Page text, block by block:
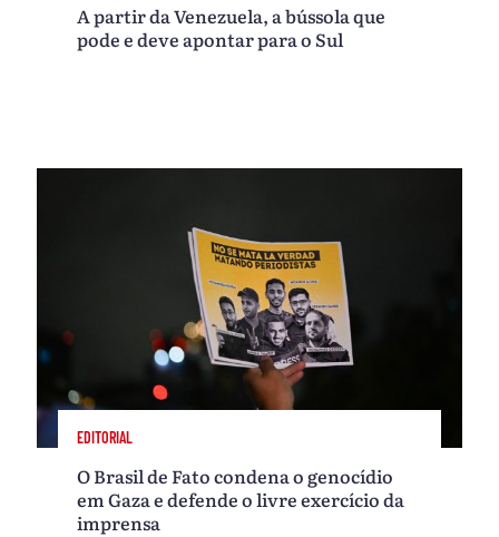
A partir da Venezuela, a bússola que
pode e deve apontar para o Sul
EDITORIAL
O Brasil de Fato condena o genocídio
em Gaza e defende o livre exercício da
imprensa